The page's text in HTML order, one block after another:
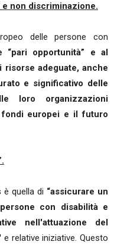
non discriminazione.
delle persone con
“pari opportunità” e al
adeguate, anche
e significativo delle
loro organizzazioni
fondi europei e il futuro
è quella di “assicurare un
con disabilità e
nell'attuazione del
e relative iniziative. Questo